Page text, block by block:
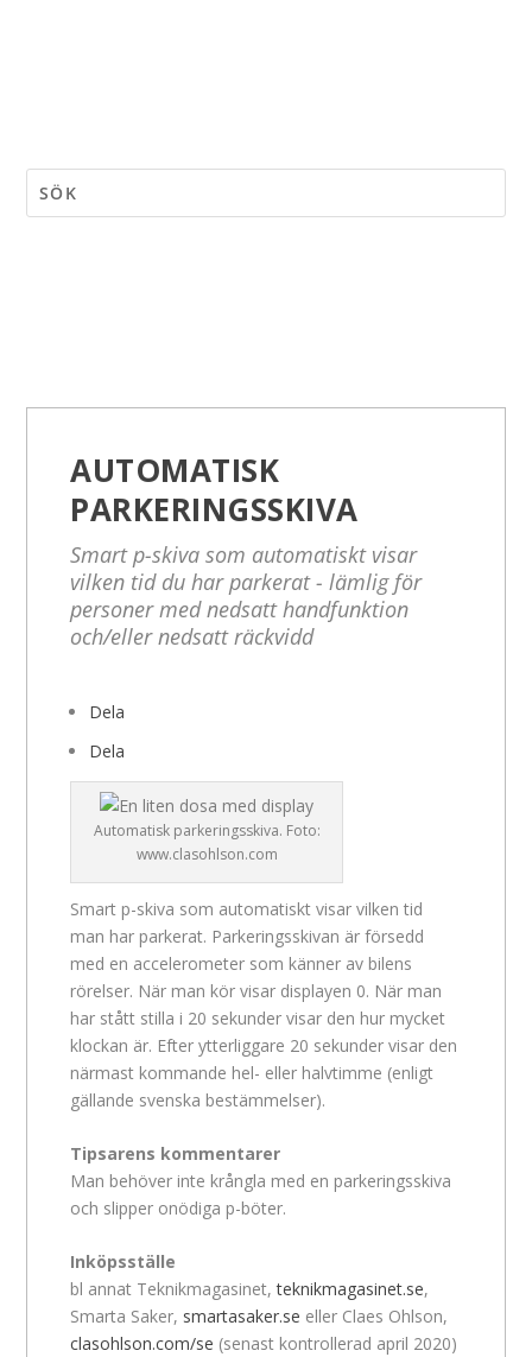
AUTOMATISK
PARKERINGSSKIVA
Smart p-skiva som automatiskt visar
vilken tid du har parkerat - lämlig för
personer med nedsatt handfunktion
och/eller nedsatt räckvidd
Dela
Dela
Automatisk parkeringsskiva. Foto:
www.clasohlson.com
Smart p-skiva som automatiskt visar vilken tid
man har parkerat. Parkeringsskivan är försedd
med en accelerometer som känner av bilens
rörelser. När man kör visar displayen 0. När man
har stått stilla i 20 sekunder visar den hur mycket
klockan är. Efter ytterliggare 20 sekunder visar den
närmast kommande hel- eller halvtimme (enligt
gällande svenska bestämmelser).
Tipsarens kommentarer
Man behöver inte krångla med en parkeringsskiva
och slipper onödiga p-böter.
Inköpsställe
bl annat Teknikmagasinet,teknikmagasinet.se,
Smarta Saker, smartasaker.se eller Claes Ohlson,
clasohlson.com/se (senast kontrollerad april 2020)